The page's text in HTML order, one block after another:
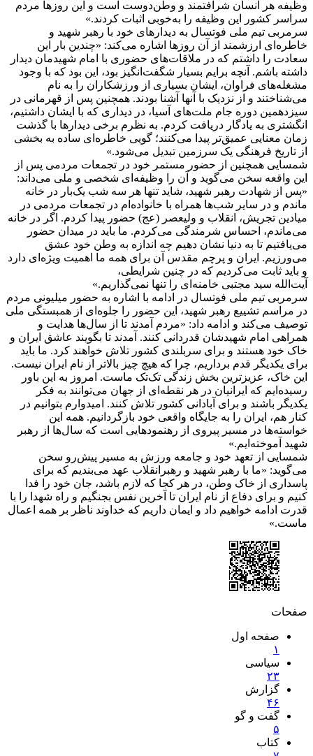
وظیفه هر انسان شرافتمند و وطن‌دوست است و این روزها مردم
سراسر کشور این وظیفه را به‌خوبی اثبات کردند.»
سرمربی تیم ملی فوتسال به دیدارهای خود با رهبر شهید و
خاطره‌ای ارزشمند از آن روزها اشاره می‌کند: «چندین بار این
سعادت را داشتم که در ملاقات‌های حضوری با امام شهیدمان دیدار
داشته باشم. آنچه برایم بسیار شگفت‌انگیز بود، این بود که با وجود
مشغله‌های فراوان، ایشان بسیاری از ورزشکاران را به نام
می‌شناختند و از نزدیک با آنها آشنا بودند. همچنین پس از قهرمانی در
سیزدهمین دوره جام ملت‌های آسیا، در دیداری که با ایشان داشتیم،
انگشتری به یادگار دریافت کردم. به نظرم برخی دیدارها با گذشت
زمان معنایی عمیق‌تر پیدا می‌کنند؛ گویی خاطره‌ای ساده به بخشی
از تاریخ فرهنگی یک سرزمین تبدیل می‌شود.»
شمسایی همچنین از حضور مستمر خود در تجمعات مردمی پس از
این واقعه سخن می‌گوید و آن را وظیفه‌ای شخصی و ملی می‌داند:
«پس از شهادت رهبر شهید، شاید تنها هر سه شب یک‌بار در خانه
ماندم و در سایر شب‌ها همراه با خانواده‌ام در تجمعات مردمی در
میادین تجریش، انقلاب و ولیعصر (عج) حضور پیدا کردم. اگر در خانه
می‌ماندم، احساس شرمندگی می‌کردم. ما باید در میدان حضور
می‌یافتیم تا به دنیا نشان دهیم چه اندازه به وطن خود عشق
می‌ورزیم. ایران و پرچم مقدس آن برای همه ما اهمیت ویژه‌ای دارد
و باید ثابت می‌کردیم که در چنین شرایطی،
آیت‌الله سید مجتبی خامنه‌ای را تنها نمی‌گذاریم.»
سرمربی تیم ملی فوتسال در ادامه با اشاره به حضور میلیونی مردم
در مراسم تشییع رهبر شهید، این حضور را جلوه‌ای از همبستگی ملی
توصیف می‌کند و ادامه داد: «مردم آمدند تا از سال‌ها هدایت و
همراهی امام شهیدشان قدردانی کنند. آمدند تا بگویند عاشق ایران و
خاک خود هستند و برای سربلندی کشور تلاش خواهند کرد. ما باید
برای یکدیگر قدم برداریم، چرا که هیچ چیز بالاتر از نام ایران نیست.
این خاک، عزیزترین بخش زندگی تک‌تک ماست. امروز به این باور
رسیده‌ایم که ایرانیان در هر نقطه‌ای از جهان می‌توانند به فکر
یکدیگر باشند و برای آبادانی کشور تلاش کنند. امیدوارم بتوانیم در
کنار هم، ایران را به جایگاه واقعی خود بازگردانیم. همه این
خواسته‌ها در مسیر پیروی از رهنمودهایی است که سال‌ها از رهبر
شهید آموخته‌ایم.»
شمسایی از تعهد خود و جامعه ورزش به مسیر پیش‌رو سخن
می‌گوید: «ما با رهبر شهید و رهبر‌انقلاب عهد می‌بندیم که برای
پاسداری از خاک وطن، در هر کجا که لازم باشد، جان خود را فدا
کنیم و برای دفاع از نام ایران تا آخرین نفس بجنگیم و راه شهدا را با
قدرت ادامه خواهیم داد و ایمان داریم که خداوند ناظر بر همه اعمال
ماست.»
صفحات
صفحه اول
۱
سیاسی
۲۳
گزارش
۴۶
گفت و گو
۵
کتاب